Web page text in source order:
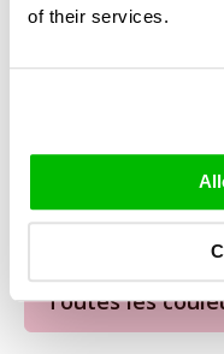
of their services.
100 to 500 blue
Toutes les